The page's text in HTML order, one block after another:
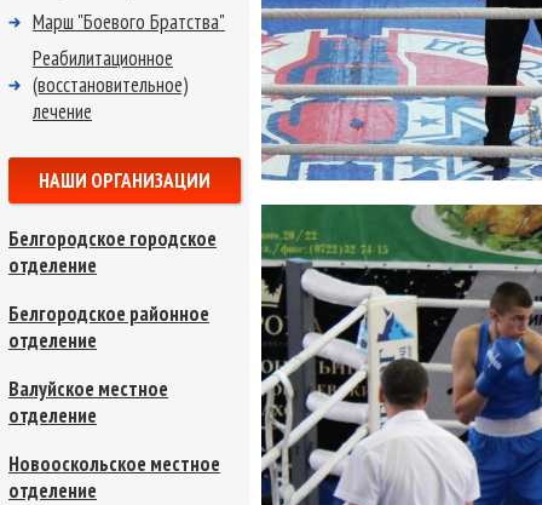
Марш "Боевого Братства"
Реабилитационное
(восстановительное)
лечение
НАШИ ОРГАНИЗАЦИИ
Белгородское городское
отделение
Белгородское районное
отделение
Валуйское местное
отделение
Новооскольское местное
отделение